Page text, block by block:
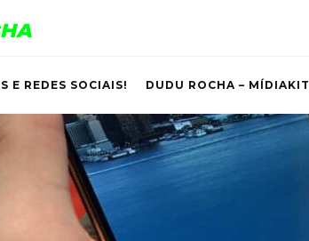
E REDES SOCIAIS! DUDU ROCHA – MÍDIAKIT